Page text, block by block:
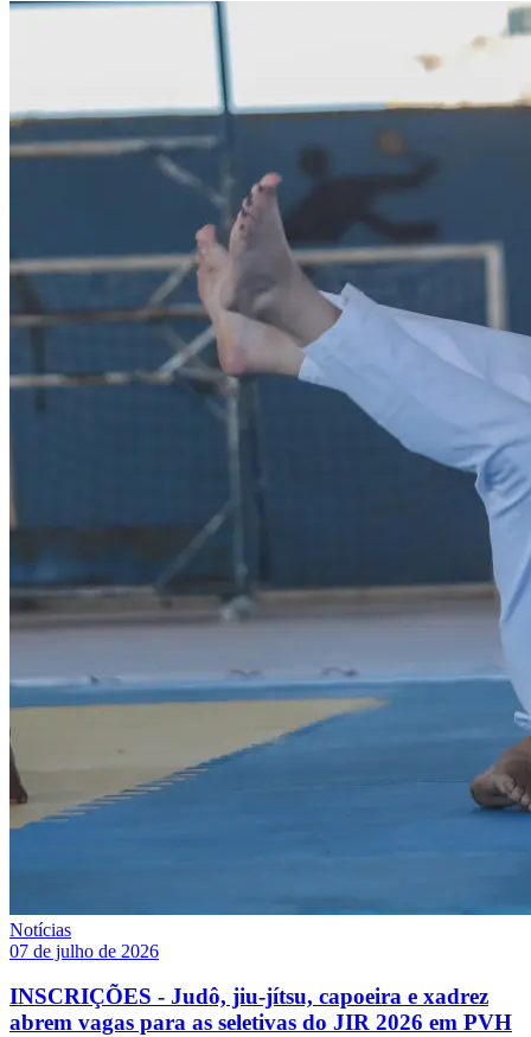
Notícias
07 de julho de 2026
INSCRIÇÕES - Judô, jiu-jítsu, capoeira e xadrez
abrem vagas para as seletivas do JIR 2026 em PVH